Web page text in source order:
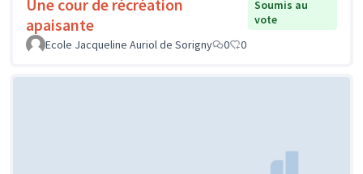
Une cour de récréation
apaisante
Soumis au
vote
Ecole Jacqueline Auriol de Sorigny
0 0